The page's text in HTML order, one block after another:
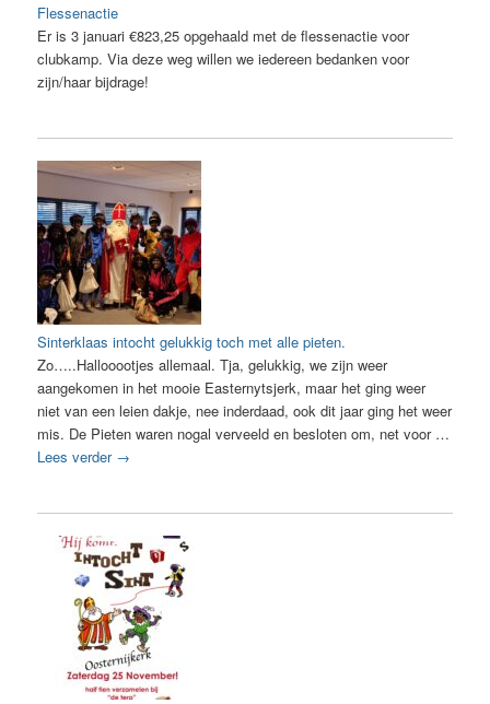
Flessenactie
Er is 3 januari €823,25 opgehaald met de flessenactie voor
clubkamp. Via deze weg willen we iedereen bedanken voor
zijn/haar bijdrage!
Sinterklaas intocht gelukkig toch met alle pieten.
Zo…..Hallooootjes allemaal. Tja, gelukkig, we zijn weer
aangekomen in het mooie Easternytsjerk, maar het ging weer
niet van een leien dakje, nee inderdaad, ook dit jaar ging het weer
mis. De Pieten waren nogal verveeld en besloten om, net voor …
Lees verder →